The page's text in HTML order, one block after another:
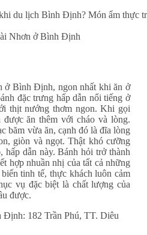
Nhơn ở Bình Định
ở Bình Định, ngon nhất khi ăn ở
đặc trưng hấp dẫn nổi tiếng ở
thịt nướng thơm ngon. Khi gọi
ăn thêm với cháo và lòng.
băm vừa ăn, cạnh đó là đĩa lòng
giòn và ngọt. Thật khó cưỡng
hấp dẫn này. Bánh hỏi trở thành
hợp nhuần nhị của tất cả những
tinh tế, thực khách luôn cảm
vụ đặc biệt là chất lượng của
được.
Định: 182 Trần Phú, TT. Diêu